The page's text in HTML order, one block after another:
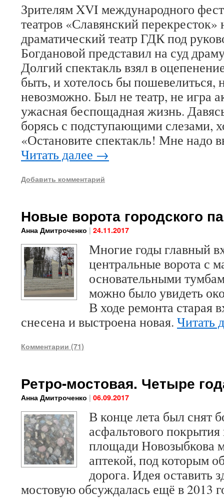
Зрителям XVI международного
театров «Славянский
драматический театр ГДК под
Богдановой представил на суд
Долгий спектакль взял в
быть, и хотелось бы пошевелиться,
невозможно. Был не театр, не игра
ужасная беспощадная жизнь.
борясь с подступающими слезами,
«Остановите спектакль! Мне надо
Читать далее →
Добавить комментарий
Новые ворота городского
Анна Дмитроченко | 24.11.2017
Многие годы главный
центральные ворота с
основательными
можно было увидеть
В ходе ремонта старая
снесена и выстроена новая. Читать
Комментарии (71)
Ретро-мостовая. Четыре
Анна Дмитроченко | 06.09.2017
В конце лета был снят
асфальтового
площади Новозыбкова
аптекой, под которым
дорога. Идея оставить
мостовую обсуждалась ещё в 2013